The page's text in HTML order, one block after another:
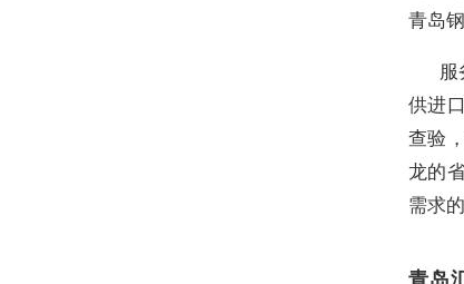
青岛
服
供进
查验
龙的
需求
青岛